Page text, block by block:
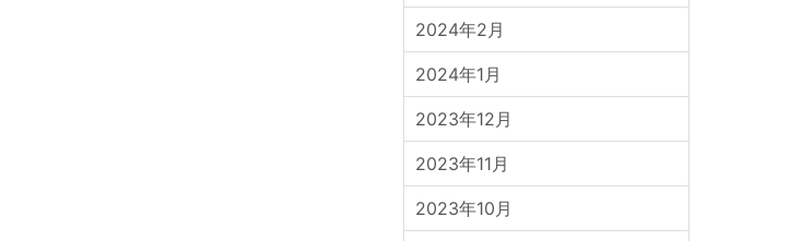
2024年2月
2024年1月
2023年12月
2023年11月
2023年10月